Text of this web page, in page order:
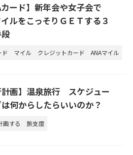
カード】新年会や女子会で
ルをこっそりＧＥＴする３
ド マイル クレジットカード ANAマイル
計画】温泉旅行 スケジュー
何からしたらいいのか？
画する 旅支度